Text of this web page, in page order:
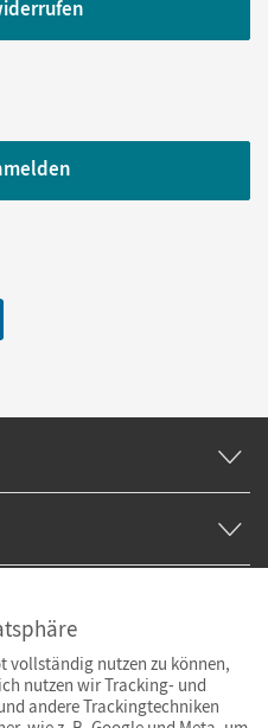
vollständig nutzen zu können,
nutzen wir Tracking- und
andere Trackingtechniken